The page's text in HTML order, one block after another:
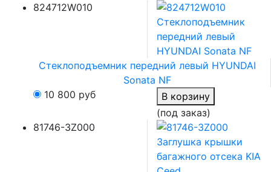
824712W010
Стеклоподъемник передний левый HYUNDAI
Sonata NF
10 800 руб
В корзину
(под заказ)
81746-3Z000